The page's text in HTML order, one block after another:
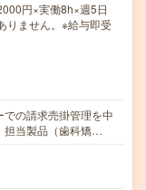
円×実働8h×週5日
りません。※給与即受
の請求売掛管理を中
担当製品（歯科矯…